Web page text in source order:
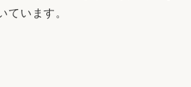
ています。